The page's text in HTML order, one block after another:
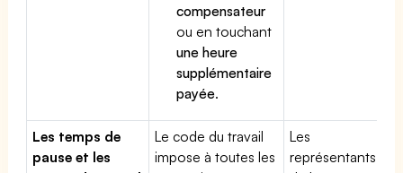
compensateur
ou en touchant
une heure
supplémentaire
payée.
Les temps de
pause et les
Le code du travail
impose à toutes les
Les
représentants